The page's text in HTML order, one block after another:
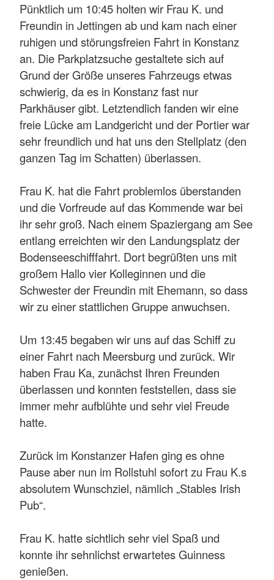
Pünktlich um 10:45 holten wir Frau K. und
Freundin in Jettingen ab und kam nach einer
ruhigen und störungsfreien Fahrt in Konstanz
an. Die Parkplatzsuche gestaltete sich auf
Grund der Größe unseres Fahrzeugs etwas
schwierig, da es in Konstanz fast nur
Parkhäuser gibt. Letztendlich fanden wir eine
freie Lücke am Landgericht und der Portier war
sehr freundlich und hat uns den Stellplatz (den
ganzen Tag im Schatten) überlassen.
Frau K. hat die Fahrt problemlos überstanden
und die Vorfreude auf das Kommende war bei
ihr sehr groß. Nach einem Spaziergang am See
entlang erreichten wir den Landungsplatz der
Bodenseeschifffahrt. Dort begrüßten uns mit
großem Hallo vier Kolleginnen und die
Schwester der Freundin mit Ehemann, so dass
wir zu einer stattlichen Gruppe anwuchsen.
Um 13:45 begaben wir uns auf das Schiff zu
einer Fahrt nach Meersburg und zurück. Wir
haben Frau Ka, zunächst Ihren Freunden
überlassen und konnten feststellen, dass sie
immer mehr aufblühte und sehr viel Freude
hatte.
Zurück im Konstanzer Hafen ging es ohne
Pause aber nun im Rollstuhl sofort zu Frau K.s
absolutem Wunschziel, nämlich „Stables Irish
Pub“.
Frau K. hatte sichtlich sehr viel Spaß und
konnte ihr sehnlichst erwartetes Guinness
genießen.